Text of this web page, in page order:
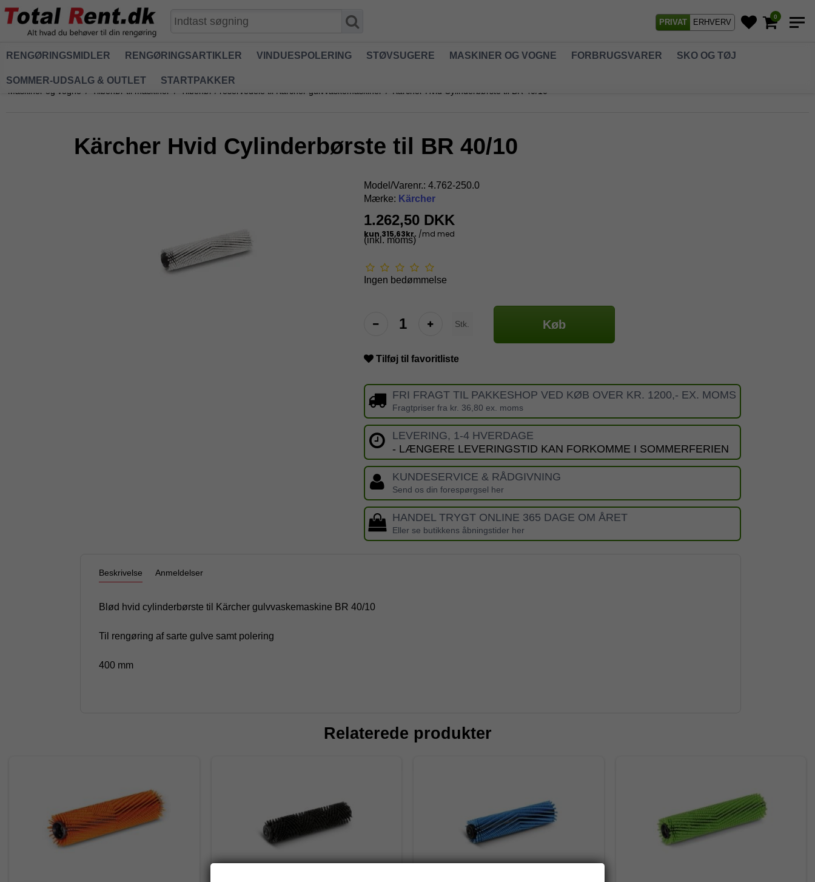
PRIVAT ERHVERV
0
RENGØRINGSMIDLER RENGØRINGSARTIKLER VINDUESPOLERING STØVSUGERE MASKINER OG VOGNE FORBRUGSVARER SKO OG TØJ
SOMMER-UDSALG & OUTLET STARTPAKKER
Maskiner og vogne / Tilbehør til maskiner / Tilbehør / reservedele til Kärcher gulvvaskemaskiner / Kärcher Hvid Cylinderbørste til BR 40/10
Kärcher Hvid Cylinderbørste til BR 40/10
Model/Varenr.: 4.762-250.0
Mærke: Kärcher
1.262,50 DKK
(inkl. moms)
Ingen bedømmelse
Stk. Køb
Tilføj til favoritliste
FRI FRAGT TIL PAKKESHOP VED KØB OVER KR. 1200,- EX. MOMS
Fragtpriser fra kr. 36,80 ex. moms
LEVERING, 1-4 HVERDAGE
- LÆNGERE LEVERINGSTID KAN FORKOMME I SOMMERFERIEN
KUNDESERVICE & RÅDGIVNING
Send os din forespørgsel her
HANDEL TRYGT ONLINE 365 DAGE OM ÅRET
Eller se butikkens åbningstider her
Beskrivelse Anmeldelser
Blød hvid cylinderbørste til Kärcher gulvvaskemaskine BR 40/10
Til rengøring af sarte gulve samt polering
400 mm
Relaterede produkter